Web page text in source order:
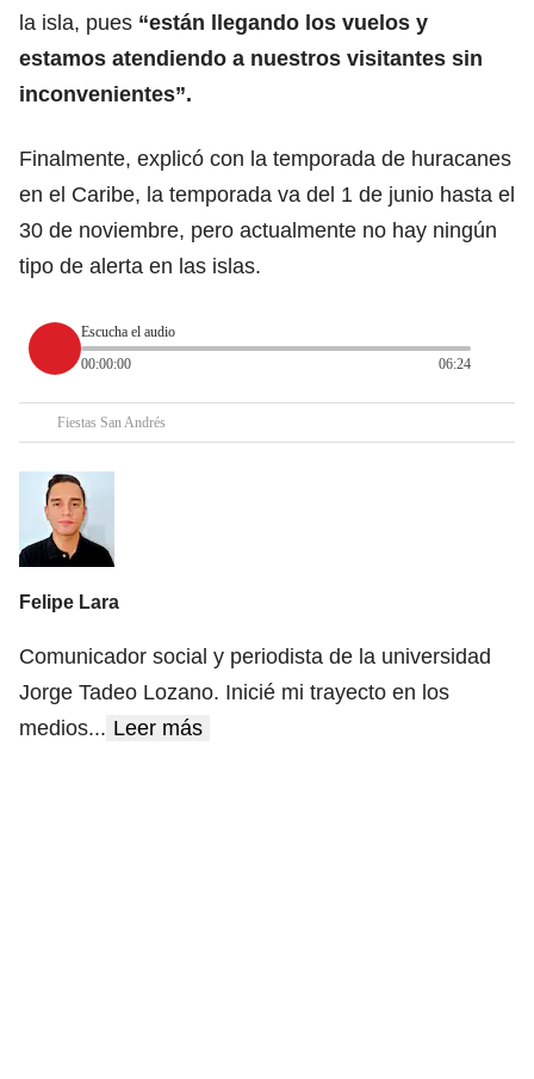
la isla, pues “están llegando los vuelos y
estamos atendiendo a nuestros visitantes sin
inconvenientes”.
Finalmente, explicó con la temporada de huracanes
en el Caribe, la temporada va del 1 de junio hasta el
30 de noviembre, pero actualmente no hay ningún
tipo de alerta en las islas.
Escucha el audio
00:00:00
06:24
Fiestas San Andrés
Felipe Lara
Comunicador social y periodista de la universidad
Jorge Tadeo Lozano. Inicié mi trayecto en los
medios... Leer más